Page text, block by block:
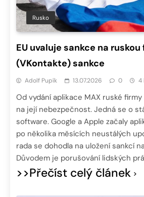
Rusko
EU uvaluje sankce na ruskou
(VKontakte) sankce
Adolf Pupík 13.07.2026 0 4
Od vydání aplikace MAX ruské
na její nebezpečnost. Jedná se o
software. Google a Apple začaly
po několika měsících neustálých
rada se dohodla na uložení sankcí
Důvodem je porušování lidských
>>Přečíst celý článek